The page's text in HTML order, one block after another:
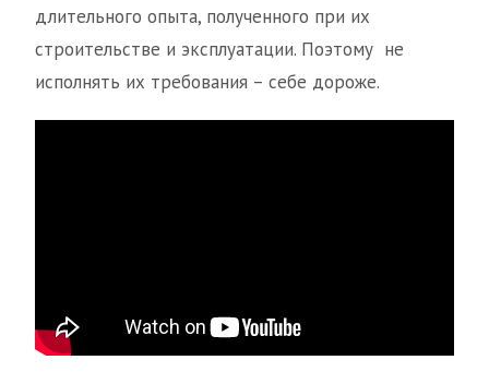
длительного опыта, полученного при их
строительстве и эксплуатации. Поэтому не
исполнять их требования – себе дороже.